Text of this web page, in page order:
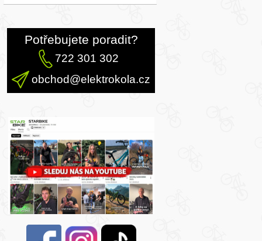
Potřebujete poradit?
722 301 302
obchod@elektrokola.cz